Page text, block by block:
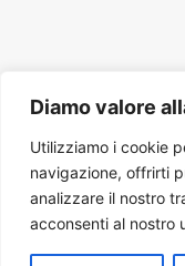
Diamo valore
Utilizziamo i cookie
navigazione, offrirti
analizzare il nostro
acconsenti al nostro